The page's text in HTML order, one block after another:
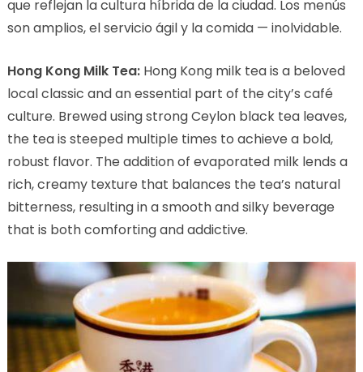
que reflejan la cultura híbrida de la ciudad. Los menús
son amplios, el servicio ágil y la comida — inolvidable.
Hong Kong Milk Tea:Hong Kong milk tea is a beloved
local classic and an essential part of the city’s café
culture. Brewed using strong Ceylon black tea leaves,
the tea is steeped multiple times to achieve a bold,
robust flavor. The addition of evaporated milk lends a
rich, creamy texture that balances the tea’s natural
bitterness, resulting in a smooth and silky beverage
that is both comforting and addictive.